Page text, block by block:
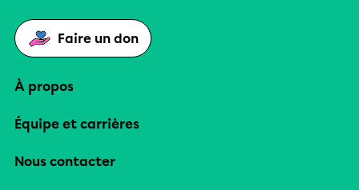
Faire un don
À propos
Équipe et carrières
Nous contacter